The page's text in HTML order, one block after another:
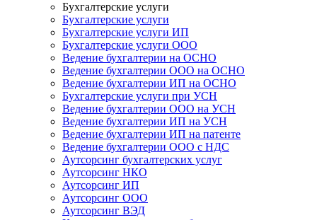
Бухгалтерские услуги
Бухгалтерские услуги
Бухгалтерские услуги ИП
Бухгалтерские услуги ООО
Ведение бухгалтерии на ОСНО
Ведение бухгалтерии ООО на ОСНО
Ведение бухгалтерии ИП на ОСНО
Бухгалтерские услуги при УСН
Ведение бухгалтерии ООО на УСН
Ведение бухгалтерии ИП на УСН
Ведение бухгалтерии ИП на патенте
Ведение бухгалтерии ООО с НДС
Аутсорсинг бухгалтерских услуг
Аутсорсинг НКО
Аутсорсинг ИП
Аутсорсинг ООО
Аутсорсинг ВЭД